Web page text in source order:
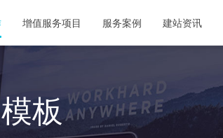
增值服务项目 服务案例 建站资讯
板